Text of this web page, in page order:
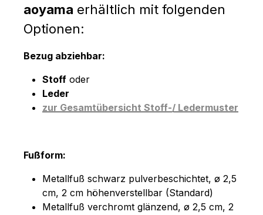
aoyama erhältlich mit folgenden
Optionen:
Bezug abziehbar:
Stoff oder
Leder
zur Gesamtübersicht Stoff-/ Ledermuster
Fußform:
Metallfuß schwarz pulverbeschichtet, ø 2,5
cm, 2 cm höhenverstellbar (Standard)
Metallfuß verchromt glänzend, ø 2,5 cm, 2